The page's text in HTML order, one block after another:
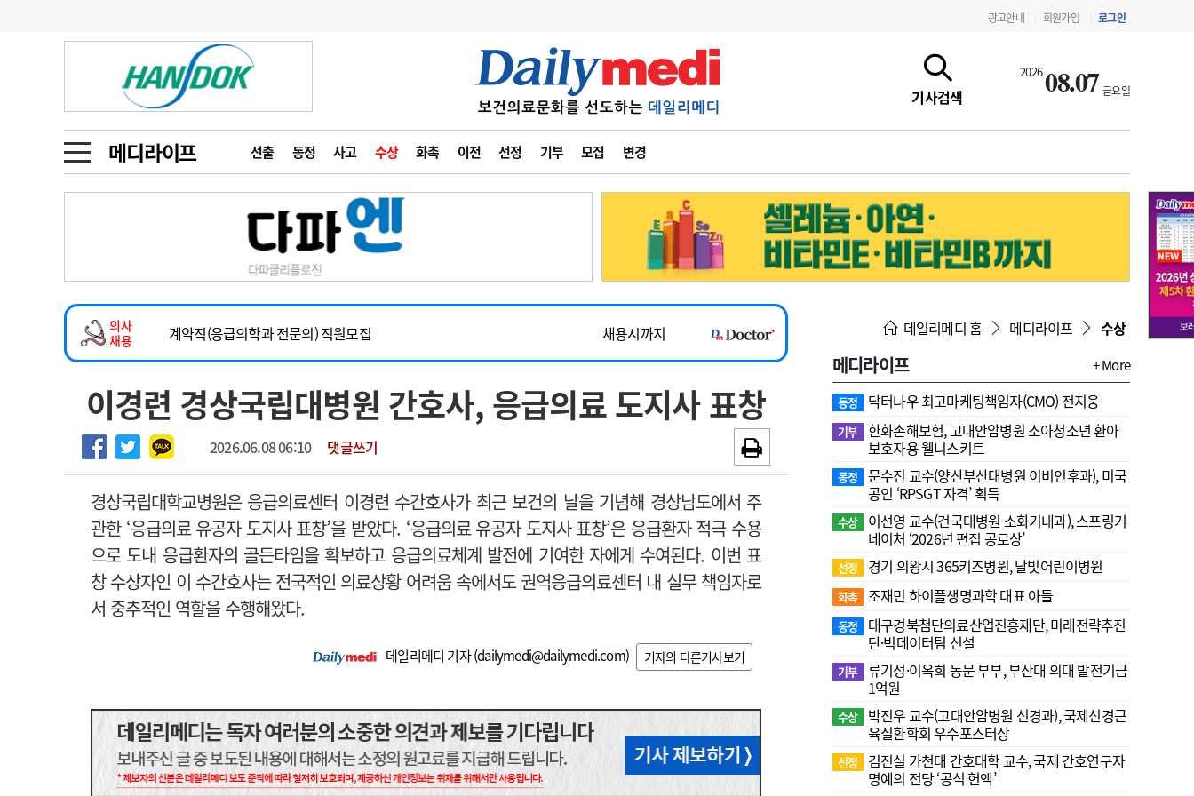
광고안내 회원가입 로그인
기사검색
202608.07 금요일
메디라이프 선출 동정 사고 수상 화촉 이전 선정 기부 모집 변경
금주의 검색어
1
의사인력 수급 추계
2
성분명 처방
3
AI의료
4
전공의 모집 결과
6
관리급여 실시
지필공 지원책
수련환경 개선
의과대학 입시
인사 사고
오피니언 수첩
인물 피플
동영상뉴스
포토뉴스
메디 Hospital 지역병원 중소병원
인포메이션 행정처분 판례 정책/통계 공시 지침·기준·평가 약제급여 심사 결과
고객센터 회사소개 법적고지 광고안내
의사
채용
2026년 하반기 인턴 모집
~2026-08-31
마취통증의학과 임기제 임상의사 채용
채용시까지
계약직(응급의학과 전문의) 직원모집
채용시까지
하반기 전공의(레지던트1년차) 모집
~2026-08-15
2026년 하반기 인턴 모집
~2026-08-31
마취통증의학과 임기제 임상의사 채용
이경련 경상국립대병원 간호사, 응급의료 도지사 표창
2026.06.08 06:10 댓글쓰기
경상국립대학교병원은 응급의료센터 이경련 수간호사가 최근 보건의 날을 기념해 경상남도에서 주
관한 ‘응급의료 유공자 도지사 표창’을 받았다. ‘응급의료 유공자 도지사 표창’은 응급환자 적극 수용
으로 도내 응급환자의 골든타임을 확보하고 응급의료체계 발전에 기여한 자에게 수여된다. 이번 표
창 수상자인 이 수간호사는 전국적인 의료상황 어려움 속에서도 권역응급의료센터 내 실무 책임자로
서 중추적인 역할을 수행해왔다.
데일리메디 기자 (dailymedi@dailymedi.com) 기자의 다른기사보기
데일리메디 홈 메디라이프 수상
메디라이프 + More
동정 닥터나우 최고마케팅책임자(CMO) 전지웅
기부 한화손해보험, 고대안암병원 소아청소년 환아
보호자용 웰니스키트
동정
문수진 교수( 양산부산대병원 이비인후과), 미국
공인 ‘RPSGT 자격’ 획득
수상
이선영 교수(건국대병원 소화기내과), 스프링거
네이처 ‘2026년 편집 공로상’
선정 경기 의왕시 365키즈병원, 달빛어린이병원
화촉 조재민 하이플생명과학 대표 아들
동정
대구경북첨단의료산업진흥재단, 미래전략추진
단·빅데이터팀 신설
기부 류기성·이옥희 동문 부부, 부산대 의대 발전기금
1억원
수상
박진우 교수(고대안암병원 신경과), 국제신경근
육질환학회 우수포스터상
선정
김진실 가천대 간호대학 교수, 국제 간호연구자
명예의 전당 ‘공식 헌액’